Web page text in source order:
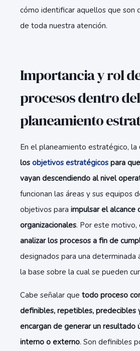
cómo identificar aquellos que son
de toda nuestra atención.
Importancia y rol
procesos dentro del
planeamiento
En el planeamiento estratégico, la
los objetivos estratégicos para
vayan descendiendo al nivel
funcionan las áreas y sus equipos
objetivos para impulsar el alcance
organizacionales. Por este motivo,
analizar los procesos a fin de
designados para una determinada
la base sobre la cual se pueden
Cabe señalar que todo proceso
definibles, repetibles, predecibles
encargan de generar un resultado
interno o externo. Son definibles